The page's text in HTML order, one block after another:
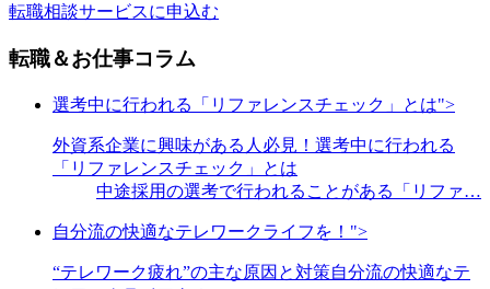
転職相談サービスに申込む
転職＆お仕事コラム
選考中に行われる「リファレンスチェック」とは">
外資系企業に興味がある人必見！選考中に行われる
「リファレンスチェック」とは
中途採用の選考で行われることがある「リファ…
自分流の快適なテレワークライフを！">
“テレワーク疲れ”の主な原因と対策自分流の快適なテ